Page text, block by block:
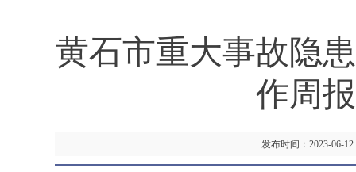
黄石市重大事故隐
作周
发布时间：2023-